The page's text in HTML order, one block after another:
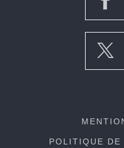
POLITIQUE